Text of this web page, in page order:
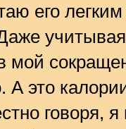
его
мой
А это
говоря,